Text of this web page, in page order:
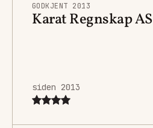
GODKJENT 2013
Karat Regnskap AS
siden 2013